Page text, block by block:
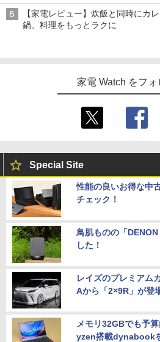
【家電レビュー】炊飯と同時にカ
鍋、料理をもっとラクに
家電 Watch をフォ
Special Site
性能の良いお得な中
チェック！
鳥肌ものの「
した！
レイズのプレミアム
Aから「2×9R」が登
メモリ32GBでも予
yzen搭載dynabook